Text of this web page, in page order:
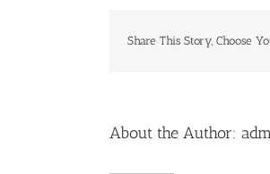
Share This Story, Choose
About the Author: